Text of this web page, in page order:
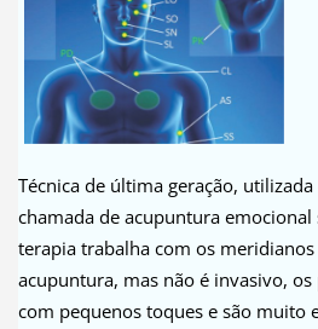
Técnica de última geração,
chamada de acupuntura emocional
terapia trabalha com os
acupuntura, mas não é invasivo,
com pequenos toques e são muito